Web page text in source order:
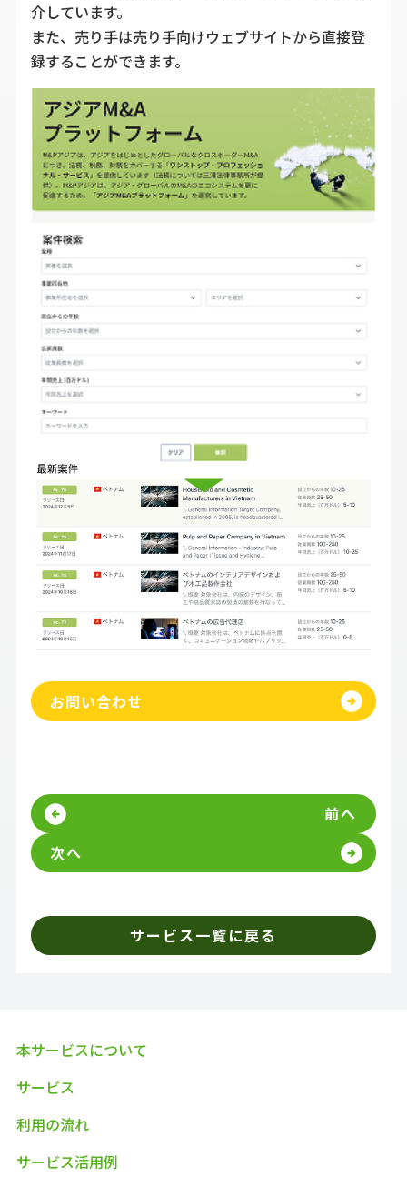
介しています。
また、売り手は売り手向けウェブサイトから直接登
録することができます。
お問い合わせ
前へ
次へ
サービス一覧に戻る
本サービスについて
サービス
利用の流れ
サービス活用例